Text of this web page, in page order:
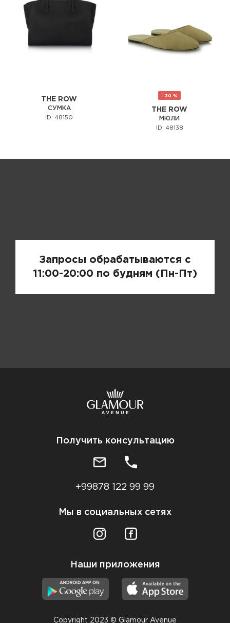
THE ROW
СУМКА
ID: 48150
- 30 %
THE ROW
МЮЛИ
ID: 48138
Запросы обрабатываются с
11:00-20:00 по будням (Пн-Пт)
Получить консультацию
+99878 122 99 99
Мы в социальных сетях
Наши приложения
Copyright 2023 © Glamour Avenue